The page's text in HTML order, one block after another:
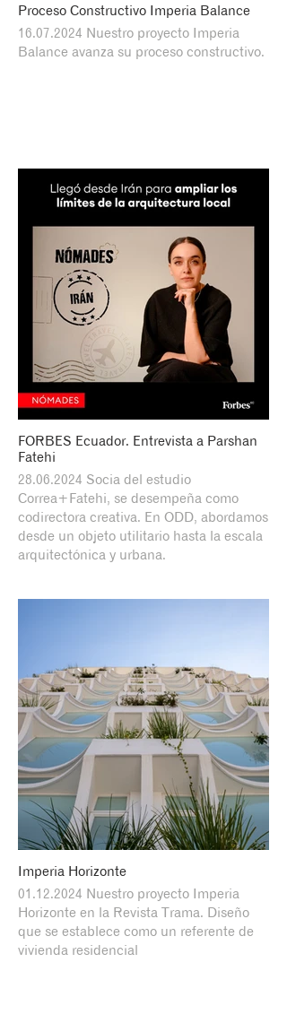
Proceso Constructivo Imperia Balance
16.07.2024 Nuestro proyecto Imperia
Balance avanza su proceso constructivo.
FORBES Ecuador. Entrevista a Parshan
Fatehi
28.06.2024 Socia del estudio
Correa+Fatehi, se desempeña como
codirectora creativa. En ODD, abordamos
desde un objeto utilitario hasta la escala
arquitectónica y urbana.
Imperia Horizonte
01.12.2024 Nuestro proyecto Imperia
Horizonte en la Revista Trama. Diseño
que se establece como un referente de
vivienda residencial